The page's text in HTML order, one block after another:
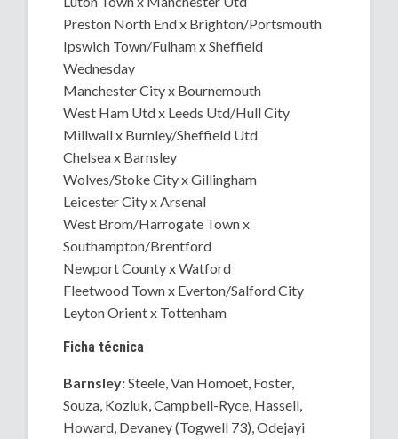
Preston North End x Brighton/Portsmouth
Ipswich Town/Fulham x Sheffield
Wednesday
Manchester City x Bournemouth
West Ham Utd x Leeds Utd/Hull City
Millwall x Burnley/Sheffield Utd
Chelsea x Barnsley
Wolves/Stoke City x Gillingham
Leicester City x Arsenal
West Brom/Harrogate Town x
Southampton/Brentford
Newport County x Watford
Fleetwood Town x Everton/Salford City
Leyton Orient x Tottenham
Ficha técnica
Barnsley:Steele, Van Homoet, Foster,
Souza, Kozluk, Campbell-Ryce, Hassell,
Howard, Devaney (Togwell 73), Odejayi